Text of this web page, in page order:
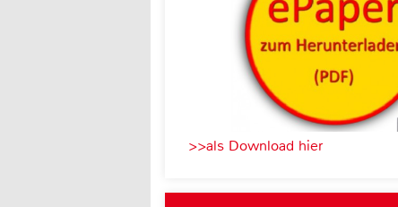
>>als Download hier